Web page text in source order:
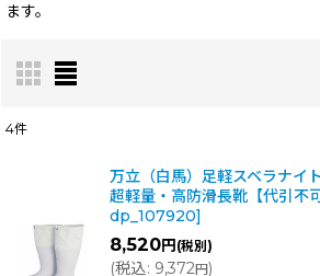
ます。
並び順
4件
万立（白馬）足軽スベラナイ
超軽量・高防滑長靴【代引不可
dp_107920]
8,520円 (税別)
(税込: 9,372円)